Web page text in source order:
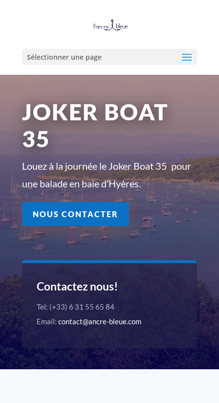
Sélectionner une page
JOKER BOAT
35
Louez à la journée le Joker Boat 35 pour
une balade en baie d’Hyères.
NOUS CONTACTER
Contactez nous!
Tel: (+33) 6 31 55 65 84
Email: contact@ancre-bleue.com